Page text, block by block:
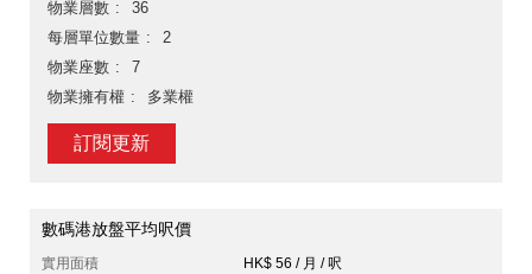
物業層數
36
每層單位數量
2
物業座數
7
物業擁有權
多業權
訂閱更新
數碼港放盤平均呎價
實用面積
HK$ 56 / 月 / 呎